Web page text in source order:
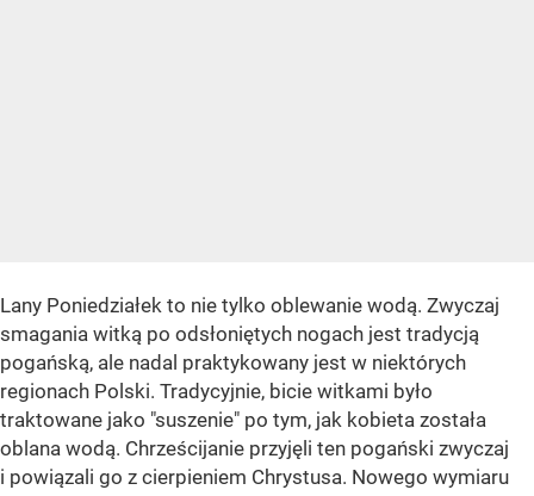
Lany Poniedziałek to nie tylko oblewanie wodą. Zwyczaj
smagania witką po odsłoniętych nogach jest tradycją
pogańską, ale nadal praktykowany jest w niektórych
regionach Polski. Tradycyjnie, bicie witkami było
traktowane jako "suszenie" po tym, jak kobieta została
oblana wodą. Chrześcijanie przyjęli ten pogański zwyczaj
i powiązali go z cierpieniem Chrystusa. Nowego wymiaru